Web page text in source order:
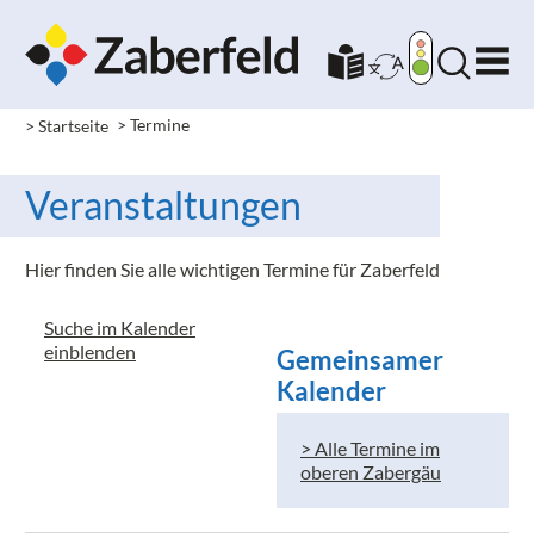
> Startseite > Termine
Veranstaltungen
Hier finden Sie alle wichtigen Termine für Zaberfeld
Suche im Kalender
einblenden
Gemeinsamer
Kalender
> Alle Termine im
oberen Zabergäu